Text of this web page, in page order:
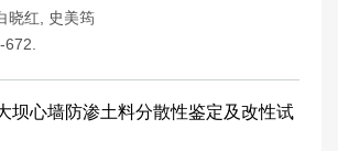
晓红
史美筠
坝心墙防渗土料分散性鉴定及改性试